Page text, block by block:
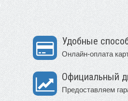
Удобные
Онлайн-оплата
Официальный
Предоставляем